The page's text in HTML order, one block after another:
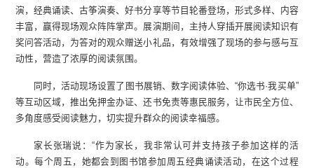
演，经典诵读、古筝演奏、好书分享等节目轮番登场，形式多样、内容
丰富，赢得现场观众阵阵掌声。展演期间，主持人穿插开展阅读知识有
奖问答活动，为答对的观众赠送小礼品，有效增强了现场的参与感与互
动性，营造了浓厚的阅读氛围。
同时，活动现场设置了图书展销、数字阅读体验、“你选书·我买单”
等互动区域，推出免押金办证、还书免责等惠民服务，让市民全方位、
多角度感受阅读魅力，切实提升群众的阅读幸福感。
家长张瑞说：“作为家长，我非常认可并支持孩子参加这样的活
动。每个周五，她都会到图书馆参加周五经典诵读活动，在这个过程